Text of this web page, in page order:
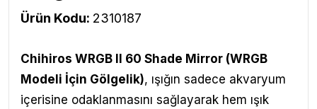
Ürün Kodu: 2310187
Chihiros WRGB II 60 Shade Mirror (WRGB
Modeli İçin Gölgelik), ışığın sadece akvaryum
içerisine odaklanmasını sağlayarak hem ışık